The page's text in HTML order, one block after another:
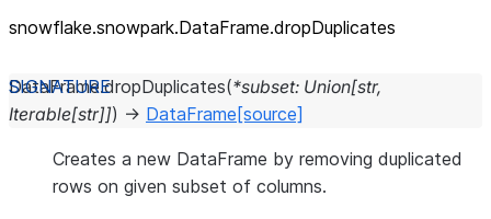
snowflake.snowpark.DataFrame.dropDuplicates
DataFrame.dropDuplicates(*subset: Union[str,
Iterable[str]]) → DataFrame [source]
Creates a new DataFrame by removing duplicated
rows on given subset of columns.